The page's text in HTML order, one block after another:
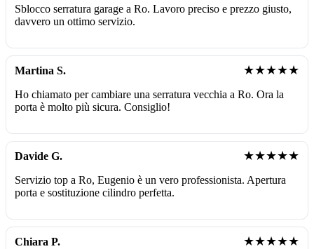
Sblocco serratura garage a Ro. Lavoro preciso e prezzo giusto,
davvero un ottimo servizio.
Martina S. ★★★★★
Ho chiamato per cambiare una serratura vecchia a Ro. Ora la
porta è molto più sicura. Consiglio!
Davide G. ★★★★★
Servizio top a Ro, Eugenio è un vero professionista. Apertura
porta e sostituzione cilindro perfetta.
Chiara P. ★★★★★